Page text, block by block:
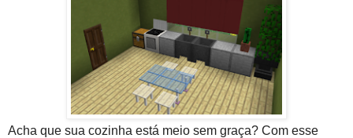
Acha que sua cozinha está meio sem graça? Com esse